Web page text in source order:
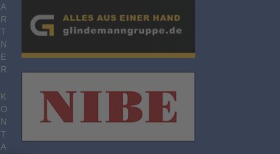
A
R
T
N
E
R
K
O
N
T
A